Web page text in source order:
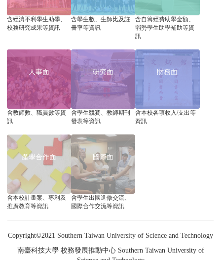
含經濟不利學生助學、
校務研究成果等資訊
含學生數、生師比及註
冊率等資訊
含自籌經費助學金額、
弱勢學生助學補助等資
訊
人事面
含教師數、職員數等資
訊
研究面
含學生競賽、教師期刊
發表等資訊
財務面
含本校各項收入/支出等
資訊
產學合作面
含本校計畫案、專利及
推廣教育等資訊
國際面
含學生出國進修交流、
國際合作交流等資訊
Copyright©2021 Southern Taiwan University of Science and Technology
南臺科技大學 校務發展推動中心 Southern Taiwan University of